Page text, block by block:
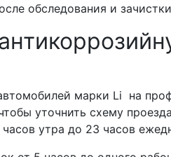
обследования и
марки Li на
уточнить схему
утра до 23 часов